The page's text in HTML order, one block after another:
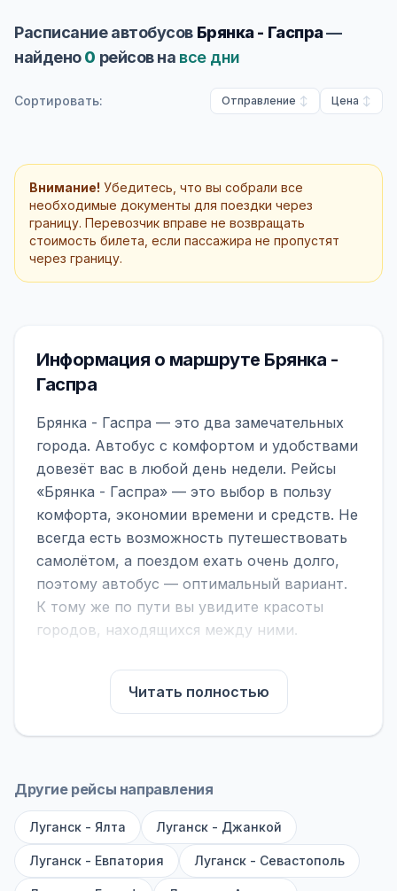
Расписание автобусов Брянка - Гаспра—
найдено0 рейсов на все дни
Сортировать: Отправление Цена
Внимание! Убедитесь, что вы собрали все
необходимые документы для поездки через
границу. Перевозчик вправе не возвращать
стоимость билета, если пассажира не пропустят
через границу.
Информация о маршруте Брянка -
Гаспра
Брянка - Гаспра — это два замечательных
города. Автобус с комфортом и удобствами
довезёт вас в любой день недели. Рейсы
«Брянка - Гаспра» — это выбор в пользу
комфорта, экономии времени и средств. Не
всегда есть возможность путешествовать
самолётом, а поездом ехать очень долго,
поэтому автобус — оптимальный вариант.
К тому же по пути вы увидите красоты
городов, находящихся между ними.
На нашем сайте вы можете найти
расписание автобусов Брянка - Гаспра,
сравнить рейсы и выбрать подходящий.
Если важна скорость — обратите внимание
комфорт — выбирайте большие автобусы
дорога ощущается меньше.
По маршруту предусмотрены остановки:
Читать полностью
Другие рейсы направления
Луганск - Ялта Луганск - Джанкой
Луганск - Евпатория Луганск - Севастополь